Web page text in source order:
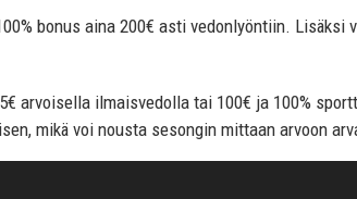
bonus aina 200€ asti vedonlyöntiin. Lisäksi
arvoisella ilmaisvedolla tai 100€ ja 100%
mikä voi nousta sesongin mittaan arvoon